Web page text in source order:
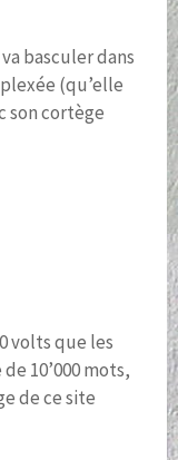
basculer dans
(qu’elle
son cortège
volts que les
10’000 mots,
de ce site